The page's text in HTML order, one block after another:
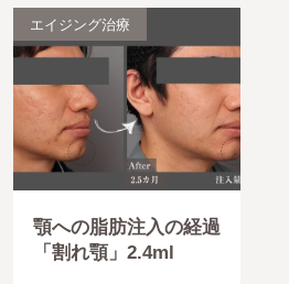
エイジング治療
顎への脂肪注入の経過
「割れ顎」2.4ml